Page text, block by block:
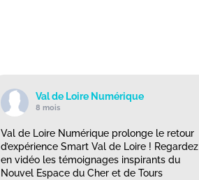
Val de Loire Numérique
8 mois
Val de Loire Numérique prolonge le retour
d’expérience Smart Val de Loire ! Regardez
en vidéo les témoignages inspirants du
Nouvel Espace du Cher et de Tours